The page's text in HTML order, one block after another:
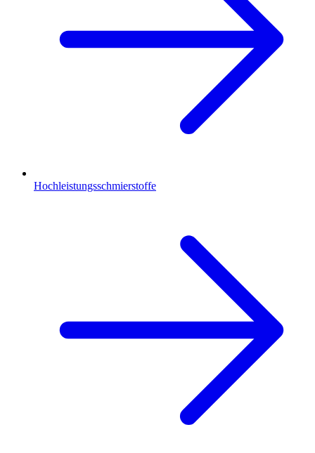
Hochleistungsschmierstoffe